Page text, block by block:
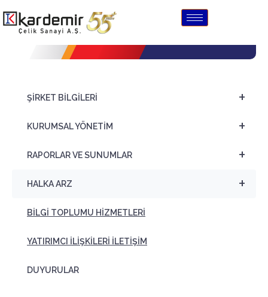
+
ŞİRKET BİLGİLERİ
+
KURUMSAL YÖNETİM
+
RAPORLAR VE SUNUMLAR
+
HALKA ARZ
BİLGİ TOPLUMU HİZMETLERİ
YATIRIMCI İLİŞKİLERİ İLETİŞİM
DUYURULAR